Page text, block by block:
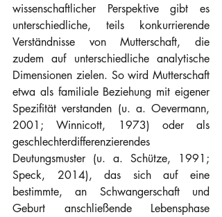
wissenschaftlicher Perspektive gibt es
unterschiedliche, teils konkurrierende
Verständnisse von Mutterschaft, die
zudem auf unterschiedliche analytische
Dimensionen zielen. So wird Mutterschaft
etwa als familiale Beziehung mit eigener
Spezifität verstanden (u. a. Oevermann,
2001; Winnicott, 1973) oder als
geschlechterdifferenzierendes
Deutungsmuster (u. a. Schütze, 1991;
Speck, 2014), das sich auf eine
bestimmte, an Schwangerschaft und
Geburt anschließende Lebensphase